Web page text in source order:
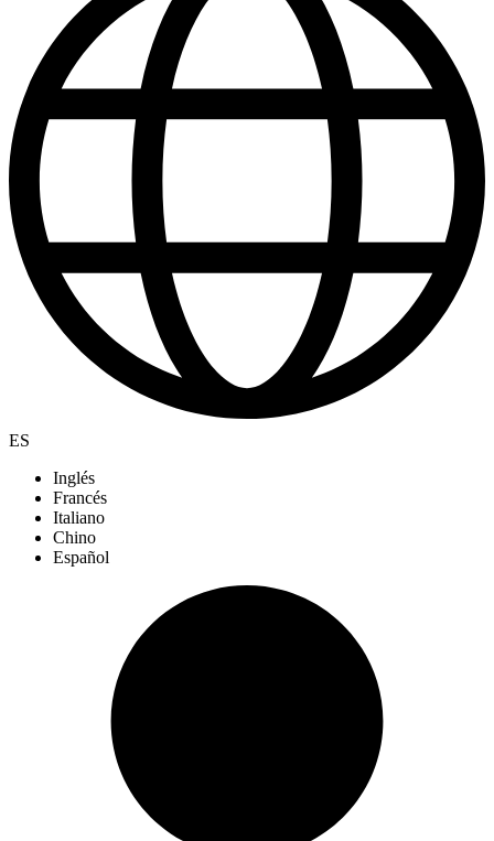
ES
Inglés
Francés
Italiano
Chino
Español